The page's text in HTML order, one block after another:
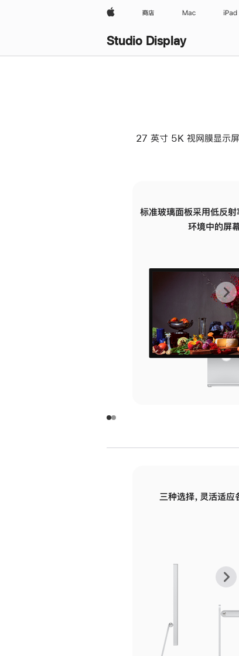
Apple 商店 Mac iPad
Studio Display
27 英寸 5K 视网膜显示
标准玻璃面板采用低反射
环境中的屏
上
一
张
图
面
下
一
张
图
面
三种选择，灵活适应
上
张
下
张